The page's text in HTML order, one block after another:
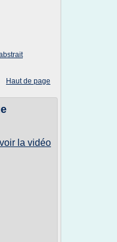
Haut de page
voir la vidéo